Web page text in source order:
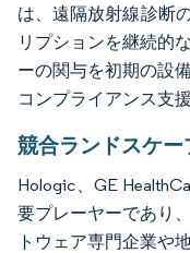
は、遠隔放射線診断
リプションを継続的
ーの関与を初期の設
コンプライアンス支
競合ランドスケー
Hologic、GE
要プレーヤーであり
トウェア専門企業や